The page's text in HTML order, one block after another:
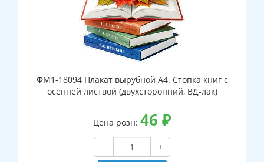
ФМ1-18094 Плакат вырубной А4. Стопка книг с
осенней листвой (двухсторонний, ВД-лак)
Цена розн: 46 ₽
−
+